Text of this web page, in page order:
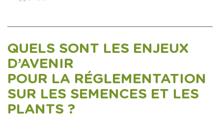
QUELS SONT LES ENJEUX
D’AVENIR
POUR LA RÉGLEMENTATION
SUR LES SEMENCES ET LES
PLANTS ?